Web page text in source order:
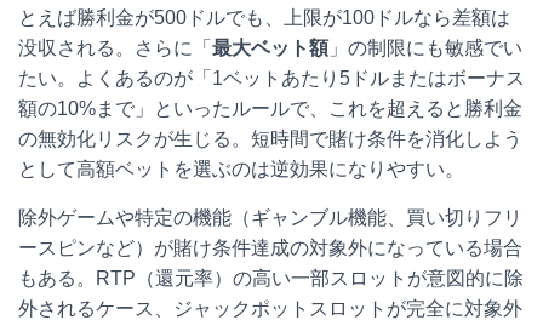
とえば勝利金が500ドルでも、上限が100ドルなら差額は
没収される。さらに「 最大ベット額」の制限にも敏感でい
たい。よくあるのが「1ベットあたり5ドルまたはボーナス
額の10%まで」といったルールで、これを超えると勝利金
の無効化リスクが生じる。短時間で賭け条件を消化しよう
として高額ベットを選ぶのは逆効果になりやすい。
除外ゲームや特定の機能（ギャンブル機能、買い切りフリ
ースピンなど）が賭け条件達成の対象外になっている場合
もある。RTP（還元率）の高い一部スロットが意図的に除
外されるケース、ジャックポットスロットが完全に対象外